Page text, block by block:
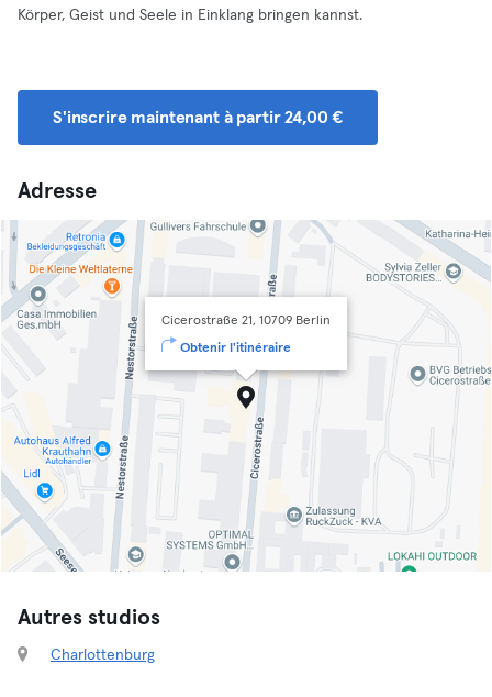
Körper, Geist und Seele in Einklang bringen kannst.
S'inscrire maintenant à partir 24,00 €
Adresse
Cicerostraße 21, 10709 Berlin
Obtenir l'itinéraire
Autres studios
Charlottenburg